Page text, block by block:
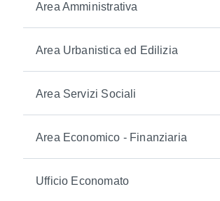
Area Amministrativa
Area Urbanistica ed Edilizia
Area Servizi Sociali
Area Economico - Finanziaria
Ufficio Economato